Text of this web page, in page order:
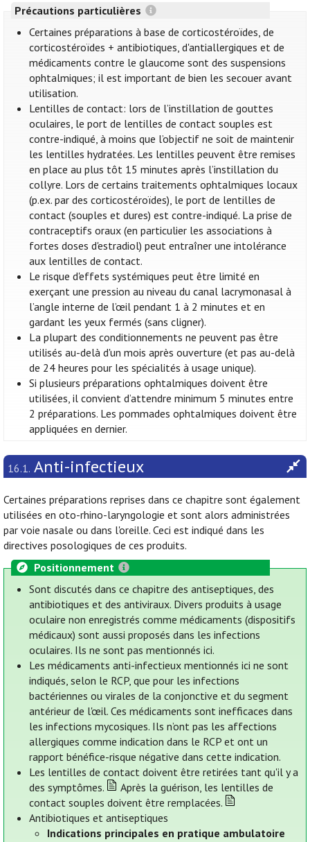
Précautions particulières
Certaines préparations à base de corticostéroïdes, de
corticostéroïdes + antibiotiques, d'antiallergiques et de
médicaments contre le glaucome sont des suspensions
ophtalmiques; il est important de bien les secouer avant
utilisation.
Lentilles de contact: lors de l’instillation de gouttes
oculaires, le port de lentilles de contact souples est
contre-indiqué, à moins que l’objectif ne soit de maintenir
les lentilles hydratées. Les lentilles peuvent être remises
en place au plus tôt 15 minutes après l’instillation du
collyre. Lors de certains traitements ophtalmiques locaux
(p.ex. par des corticostéroïdes), le port de lentilles de
contact (souples et dures) est contre-indiqué. La prise de
contraceptifs oraux (en particulier les associations à
fortes doses d'estradiol) peut entraîner une intolérance
aux lentilles de contact.
Le risque d'effets systémiques peut être limité en
exerçant une pression au niveau du canal lacrymonasal à
l’angle interne de l’œil pendant 1 à 2 minutes et en
gardant les yeux fermés (sans cligner).
La plupart des conditionnements ne peuvent pas être
utilisés au-delà d'un mois après ouverture (et pas au-delà
de 24 heures pour les spécialités à usage unique).
Si plusieurs préparations ophtalmiques doivent être
utilisées, il convient d’attendre minimum 5 minutes entre
2 préparations. Les pommades ophtalmiques doivent être
appliquées en dernier.
16.1. Anti-infectieux
Certaines préparations reprises dans ce chapitre sont également
utilisées en oto-rhino-laryngologie et sont alors administrées
par voie nasale ou dans l'oreille. Ceci est indiqué dans les
directives posologiques de ces produits.
Positionnement
Sont discutés dans ce chapitre des antiseptiques, des
antibiotiques et des antiviraux. Divers produits à usage
oculaire non enregistrés comme médicaments (dispositifs
médicaux) sont aussi proposés dans les infections
oculaires. Ils ne sont pas mentionnés ici.
Les médicaments anti-infectieux mentionnés ici ne sont
indiqués, selon le RCP, que pour les infections
bactériennes ou virales de la conjonctive et du segment
antérieur de l'œil. Ces médicaments sont inefficaces dans
les infections mycosiques. Ils n’ont pas les affections
allergiques comme indication dans le RCP et ont un
rapport bénéfice-risque négative dans cette indication.
Les lentilles de contact doivent être retirées tant qu'il y a
des symptômes.
Après la guérison, les lentilles de
contact souples doivent être remplacées.
Antibiotiques et antiseptiques
Indications principales en pratique ambulatoire